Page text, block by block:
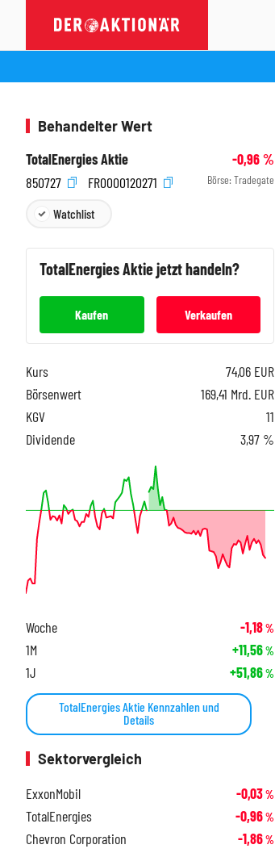
Behandelter Wert
TotalEnergies Aktie
-0,96%
850727
FR0000120271 Börse: Tradegate
Watchlist
TotalEnergiesAktie jetzt handeln?
Kaufen Verkaufen
Kurs 74,06 EUR
Börsenwert
169,41 Mrd. EUR
KGV
11
Dividende
3,97 %
Woche -1,18%
1M +11,56%
1J +51,86%
TotalEnergies Aktie Kennzahlen und
Details
Sektorvergleich
ExxonMobil
-0,03%
TotalEnergies -0,96%
Chevron Corporation -1,86%